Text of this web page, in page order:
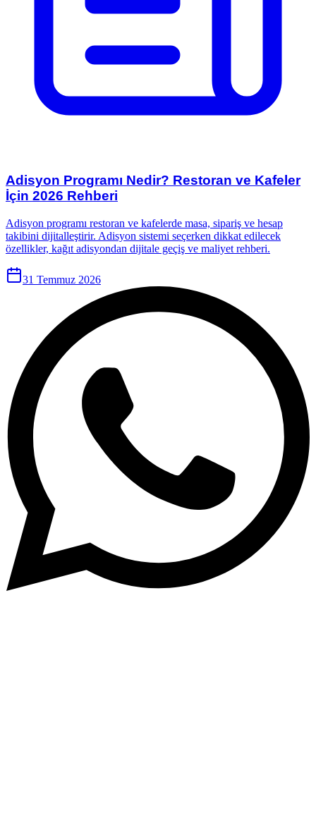
Adisyon Programı Nedir? Restoran ve Kafeler
İçin 2026 Rehberi
Adisyon programı restoran ve kafelerde masa, sipariş ve hesap
takibini dijitalleştirir. Adisyon sistemi seçerken dikkat edilecek
özellikler, kağıt adisyondan dijitale geçiş ve maliyet rehberi.
31 Temmuz 2026